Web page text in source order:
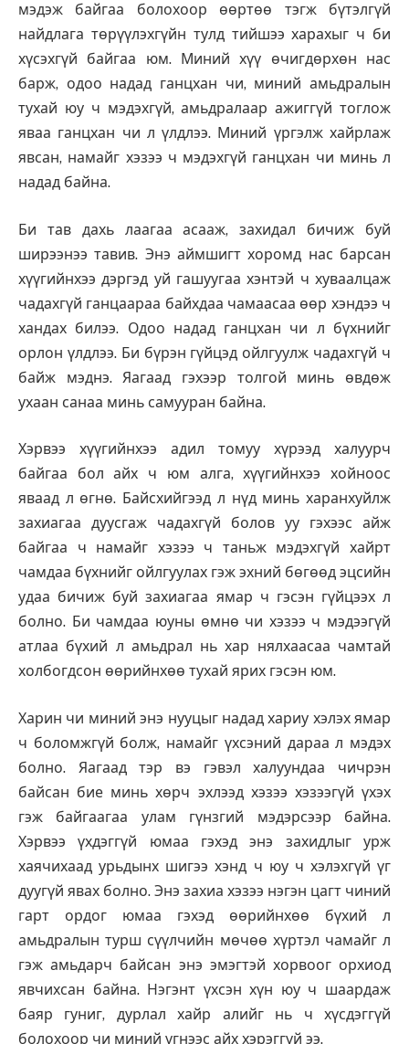
мэдэж байгаа болохоор өөртөө тэгж бүтэлгүй
найдлага төрүүлэхгүйн тулд тийшээ харахыг ч би
хүсэхгүй байгаа юм. Миний хүү өчигдөрхөн нас
барж, одоо надад ганцхан чи, миний амьдралын
тухай юу ч мэдэхгүй, амьдралаар ажиггүй тоглож
яваа ганцхан чи л үлдлээ. Миний үргэлж хайрлаж
явсан, намайг хэзээ ч мэдэхгүй ганцхан чи минь л
надад байна.
Би тав дахь лаагаа асааж, захидал бичиж буй
ширээнээ тавив. Энэ аймшигт хоромд нас барсан
хүүгийнхээ дэргэд уй гашуугаа хэнтэй ч хуваалцаж
чадахгүй ганцаараа байхдаа чамаасаа өөр хэндээ ч
хандах билээ. Одоо надад ганцхан чи л бүхнийг
орлон үлдлээ. Би бүрэн гүйцэд ойлгуулж чадахгүй ч
байж мэднэ. Яагаад гэхээр толгой минь өвдөж
ухаан санаа минь самууран байна.
Хэрвээ хүүгийнхээ адил томуу хүрээд халуурч
байгаа бол айх ч юм алга, хүүгийнхээ хойноос
яваад л өгнө. Байсхийгээд л нүд минь харанхуйлж
захиагаа дуусгаж чадахгүй болов уу гэхээс айж
байгаа ч намайг хэзээ ч таньж мэдэхгүй хайрт
чамдаа бүхнийг ойлгуулах гэж эхний бөгөөд эцсийн
удаа бичиж буй захиагаа ямар ч гэсэн гүйцээх л
болно. Би чамдаа юуны өмнө чи хэзээ ч мэдээгүй
атлаа бүхий л амьдрал нь хар нялхаасаа чамтай
холбогдсон өөрийнхөө тухай ярих гэсэн юм.
Харин чи миний энэ нууцыг надад хариу хэлэх ямар
ч боломжгүй болж, намайг үхсэний дараа л мэдэх
болно. Яагаад тэр вэ гэвэл халуундаа чичрэн
байсан бие минь хөрч эхлээд хэзээ хэзээгүй үхэх
гэж байгаагаа улам гүнзгий мэдэрсээр байна.
Хэрвээ үхдэггүй юмаа гэхэд энэ захидлыг урж
хаячихаад урьдынх шигээ хэнд ч юу ч хэлэхгүй үг
дуугүй явах болно. Энэ захиа хэзээ нэгэн цагт чиний
гарт ордог юмаа гэхэд өөрийнхөө бүхий л
амьдралын турш сүүлчийн мөчөө хүртэл чамайг л
гэж амьдарч байсан энэ эмэгтэй хорвоог орхиод
явчихсан байна. Нэгэнт үхсэн хүн юу ч шаардаж
баяр гуниг, дурлал хайр алийг нь ч хүсдэггүй
болохоор чи миний үгнээс айх хэрэггүй ээ.